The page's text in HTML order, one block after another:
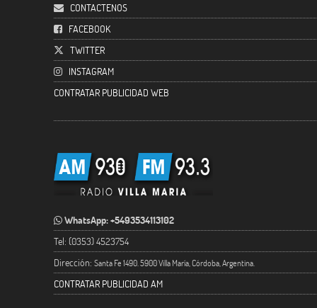
CONTACTENOS
FACEBOOK
TWITTER
INSTAGRAM
CONTRATAR PUBLICIDAD WEB
WhatsApp: +5493534113102
Tel: (0353) 4523754
Dirección: Santa Fe 1490. 5900 Villa María, Córdoba, Argentina.
CONTRATAR PUBLICIDAD AM